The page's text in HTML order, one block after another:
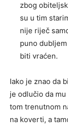
zbog
su u tim
nije riječ
puno
biti vraćen.
Iako je znao da
je odlučio da
tom trenutnom
na koverti, a